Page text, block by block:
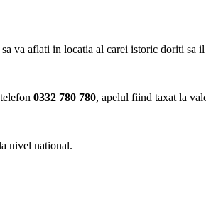
va aflati in locatia al carei istoric doriti sa il
0332 780 780, apelul fiind taxat la
nivel national.